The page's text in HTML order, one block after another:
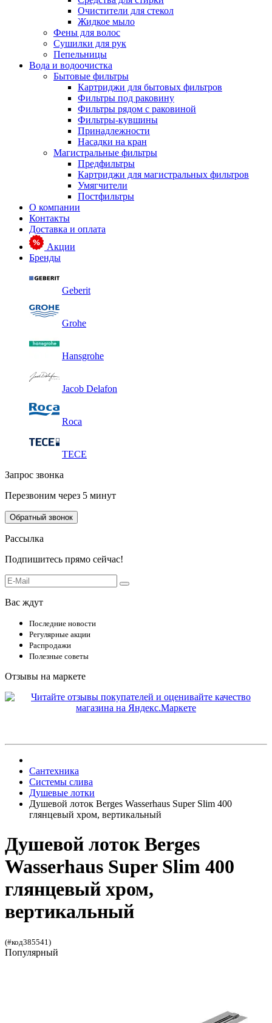
Очистители для стекол
Жидкое мыло
Фены для волос
Сушилки для рук
Пепельницы
Вода и водоочистка
Бытовые фильтры
Картриджи для бытовых фильтров
Фильтры под раковину
Фильтры рядом с раковиной
Фильтры-кувшины
Принадлежности
Насадки на кран
Магистральные фильтры
Предфильтры
Картриджи для магистральных фильтров
Умягчители
Постфильтры
О компании
Контакты
Доставка и оплата
Акции
Бренды
Geberit
Grohe
Hansgrohe
Jacob Delafon
Roca
TECE
Запрос звонка
Перезвоним через 5 минут
Обратный звонок
Рассылка
Подпишитесь прямо сейчас!
Вас ждут
Последние новости
Регулярные акции
Распродажи
Полезные советы
Отзывы на маркете
Сантехника
Системы слива
Душевые лотки
Душевой лоток Berges Wasserhaus Super Slim 400
глянцевый хром, вертикальный
Душевой лоток Berges
Wasserhaus Super Slim 400
глянцевый хром,
вертикальный
(#код385541)
Популярный